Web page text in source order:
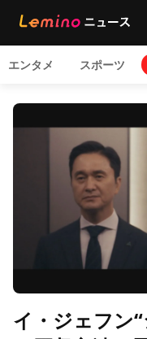
エンタメ スポーツ
イ・ジェフン